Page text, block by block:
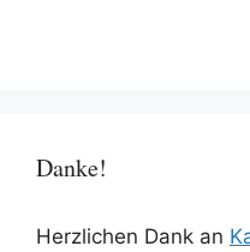
Danke!
Herzlichen Dank an